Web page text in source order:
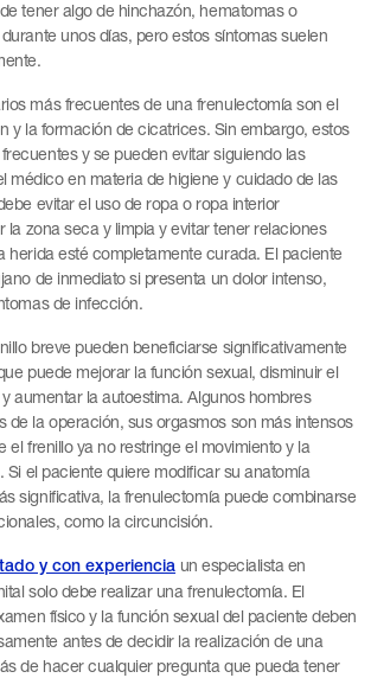
tener algo de hinchazón, hematomas o
unos días, pero estos síntomas suelen
más frecuentes de una frenulectomía son el
y la formación de cicatrices. Sin embargo, estos
y se pueden evitar siguiendo las
médico en materia de higiene y cuidado de las
evitar el uso de ropa o ropa interior
la zona seca y limpia y evitar tener relaciones
herida esté completamente curada. El paciente
de inmediato si presenta un dolor intenso,
de infección.
breve pueden beneficiarse significativamente
puede mejorar la función sexual, disminuir el
aumentar la autoestima. Algunos hombres
de la operación, sus orgasmos son más intensos
el frenillo ya no restringe el movimiento y la
Si el paciente quiere modificar su anatomía
significativa, la frenulectomía puede combinarse
como la circuncisión.
y con experiencia un especialista en
solo debe realizar una frenulectomía. El
físico y la función sexual del paciente deben
antes de decidir la realización de una
de hacer cualquier pregunta que pueda tener